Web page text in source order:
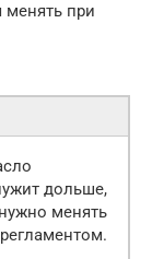
менять при
дольше,
менять